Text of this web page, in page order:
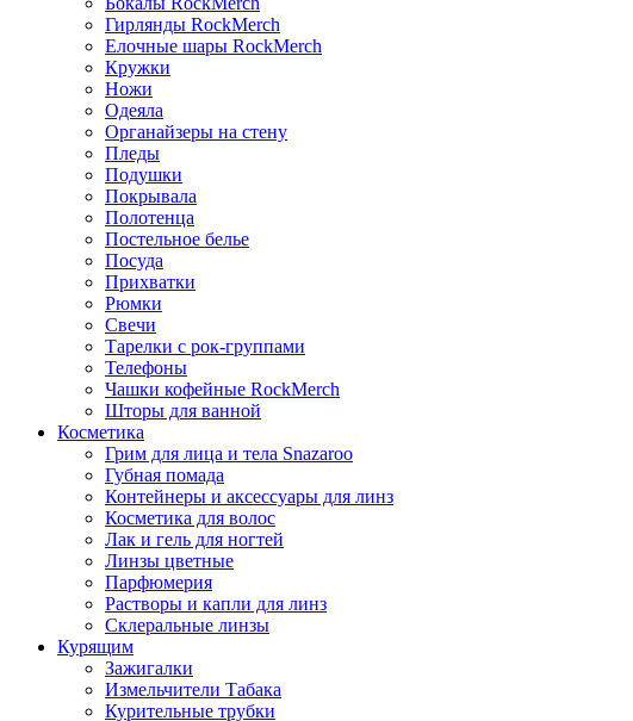
Гирлянды RockMerch
Елочные шары RockMerch
Кружки
Ножи
Одеяла
Органайзеры на стену
Пледы
Подушки
Покрывала
Полотенца
Постельное белье
Посуда
Прихватки
Рюмки
Свечи
Тарелки с рок-группами
Телефоны
Чашки кофейные RockMerch
Шторы для ванной
Косметика
Грим для лица и тела Snazaroo
Губная помада
Контейнеры и аксессуары для линз
Косметика для волос
Лак и гель для ногтей
Линзы цветные
Парфюмерия
Растворы и капли для линз
Склеральные линзы
Курящим
Зажигалки
Измельчители Табака
Курительные трубки